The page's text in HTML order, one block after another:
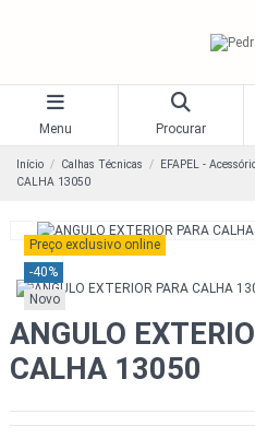
Menu Procurar
Início Calhas Técnicas EFAPEL -
CALHA 13050
Preço exclusivo online
-40%
Novo
ANGULO
CALHA 13050